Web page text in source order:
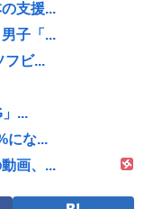
支援...
子「...
フビ...
...
にな...
画、...